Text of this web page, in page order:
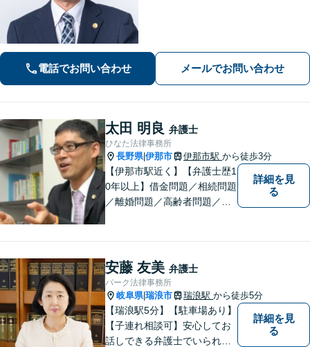
電話でお問い合わせ メールでお問い合わせ
太田 明良 弁護士
ひなた法律事務所
長野県|伊那市 伊那市駅 から徒歩3分
【伊那市駅近く】【弁護士歴1
0年以上】借金問題／相続問題
／離婚問題／高齢者問題／相
根ざした弁護士】もし何かお
困りな事がございましたらお
気軽にご相談ください。
詳細を見
る
安藤 友美 弁護士
パーク法律事務所
岐阜県|瑞浪市 瑞浪駅 から徒歩5分
【瑞浪駅5分】【駐車場あり】
【子連れ相談可】安心してお
話しできる弁護士でいられる
詳細を見
る